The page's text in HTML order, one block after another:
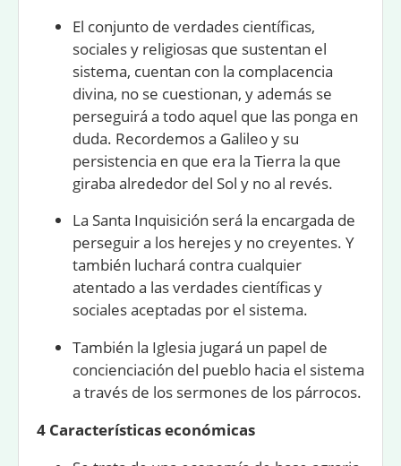
El conjunto de verdades científicas,
sociales y religiosas que sustentan el
sistema, cuentan con la complacencia
divina, no se cuestionan, y además se
perseguirá a todo aquel que las ponga en
duda. Recordemos a Galileo y su
persistencia en que era la Tierra la que
giraba alrededor del Sol y no al revés.
La Santa Inquisición será la encargada de
perseguir a los herejes y no creyentes. Y
también luchará contra cualquier
atentado a las verdades científicas y
sociales aceptadas por el sistema.
También la Iglesia jugará un papel de
concienciación del pueblo hacia el sistema
a través de los sermones de los párrocos.
4 Características económicas